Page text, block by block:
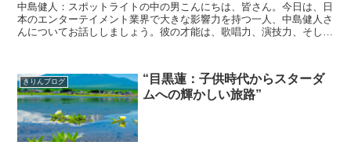
中島健人：スポットライトの中の男こんにちは、皆さん。今日は、日
本のエンターテイメント業界で大きな影響力を持つ一人、中島健人さ
んについてお話ししましょう。彼の才能は、歌唱力、演技力、そして
きりんブログ
“目黒蓮：子供時代からスターダ
ムへの輝かしい旅路”